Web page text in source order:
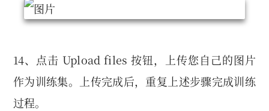
14、点击 Upload files 按钮，上传您自己的图片
作为训练集。上传完成后，重复上述步骤完成训练
过程。